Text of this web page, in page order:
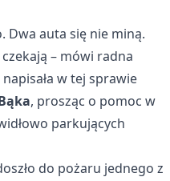
Dwa auta się nie miną.
– mówi radna
w tej sprawie
, prosząc o pomoc w
parkujących
do pożaru jednego z